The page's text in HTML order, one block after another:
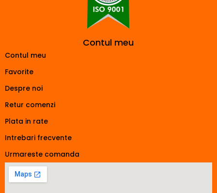
Contul meu
Contul meu
Favorite
Despre noi
Retur comenzi
Plata in rate
Intrebari frecvente
Urmareste comanda